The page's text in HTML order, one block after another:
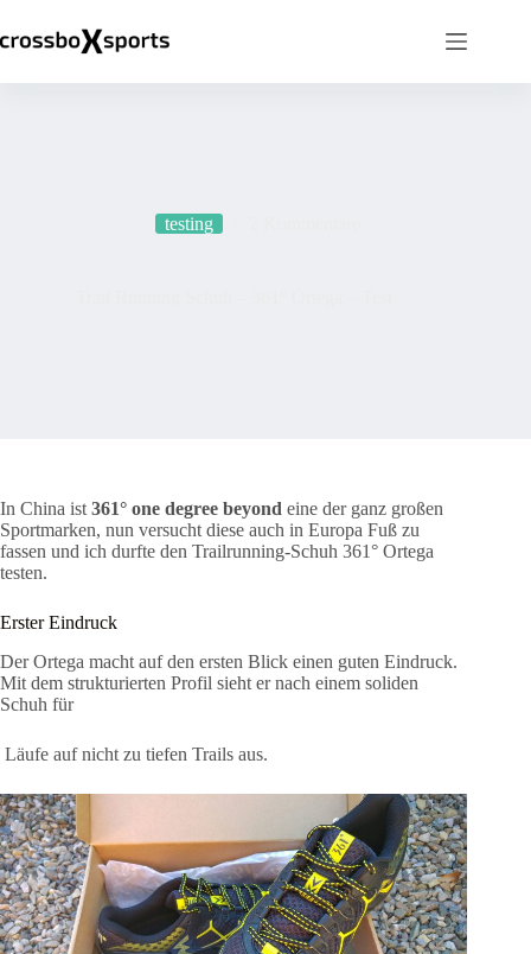
springen
testing
In China ist 361° one degree beyond eine der ganz großen
Sportmarken, nun versucht diese auch in Europa Fuß zu
fassen und ich durfte den Trailrunning-Schuh 361° Ortega
testen.
Erster Eindruck
Der Ortega macht auf den ersten Blick einen guten Eindruck.
Mit dem strukturierten Profil sieht er nach einem soliden
Schuh für
Läufe auf nicht zu tiefen Trails aus.